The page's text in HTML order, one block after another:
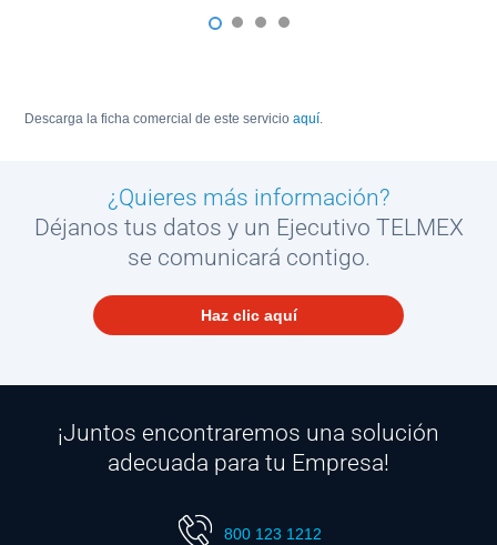
1 2 3 4
Descarga la ficha comercial de este servicioaquí.
¿Quieres más información?
Déjanos tus datos y un Ejecutivo TELMEX
se comunicará contigo.
Haz clic aquí
¡Juntos encontraremos una solución
adecuada para tu Empresa!
800 123 1212